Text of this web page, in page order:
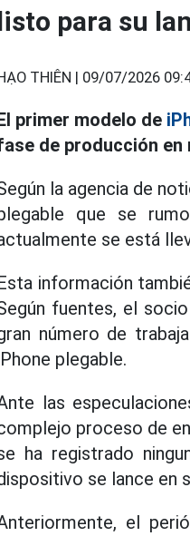
para su
THIÊN | 09/07/2026
primer modelo de
de producción en
la agencia de
que se
se está
información
fuentes, el
número de
plegable.
las
proceso de
ha registrado
se lance en
el